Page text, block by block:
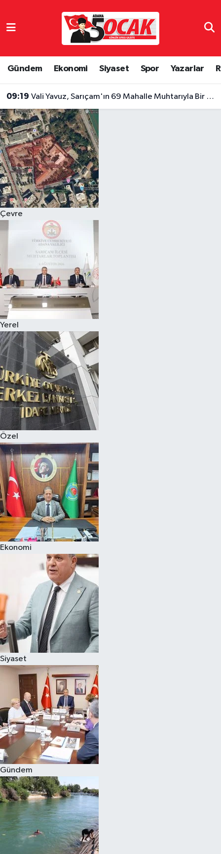
Gündem Ekonomi Siyaset Spor Yazarlar
09:19 Vali Yavuz, Sarıçam'ın 69 Mahalle Muhtarıyla Bir Araya Geldi
Çevre
Yerel
Özel
Ekonomi
Siyaset
Gündem
Dünya
Eğitim
Ekonomi
Gündem
Magazin
Özel
Resmi İlanlar
Siyaset
Spor
Yaşam
Yerel Yönetimler
Yurttan
Hava Durumu
Tüm Manşetler
Son Dakika Haberleri
Haber Arşivi